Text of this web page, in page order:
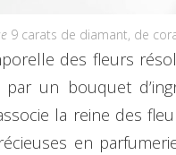
9 carats de diamant, de
des fleurs
par un bouquet
la reine des
en